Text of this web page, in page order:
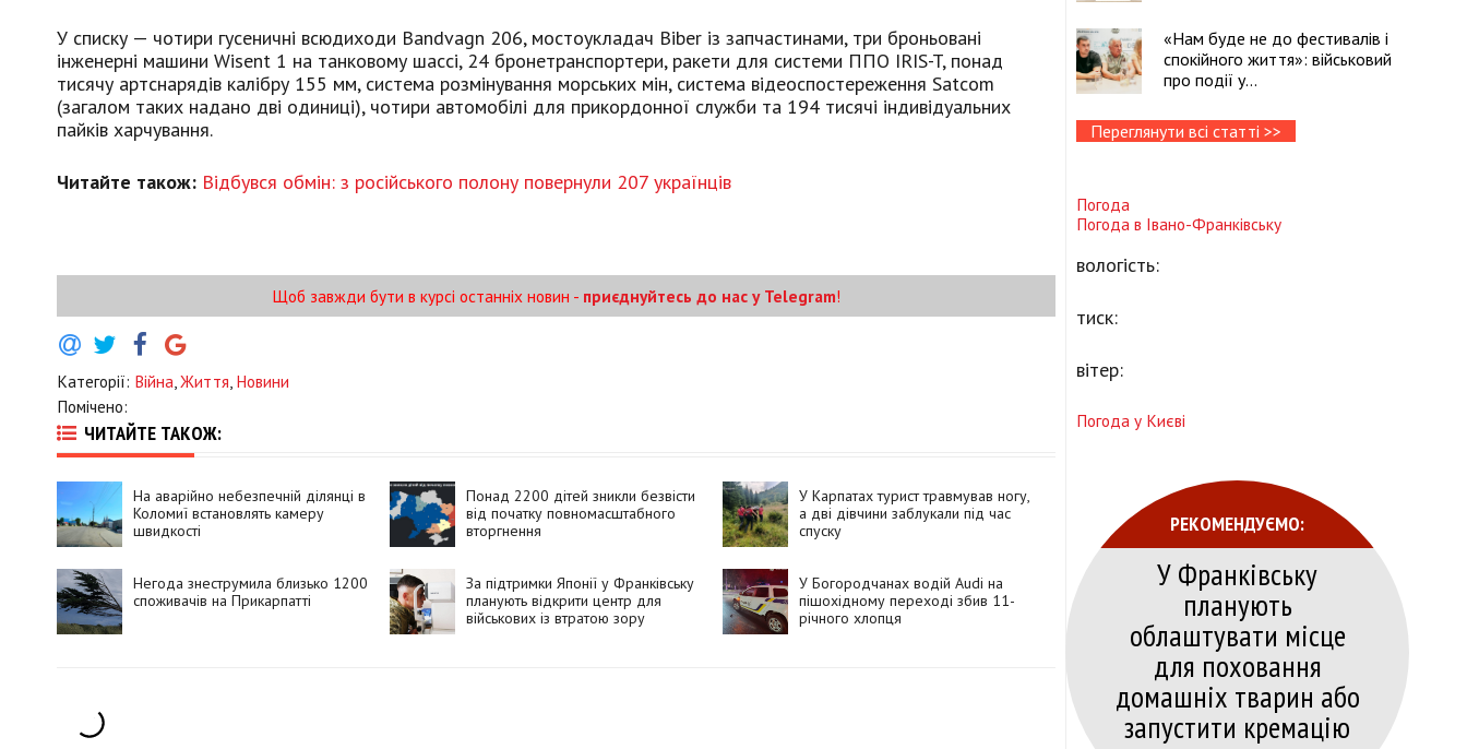
У списку — чотири гусеничні всюдиходи Bandvagn 206, мостоукладач Biber із запчастинами, три броньовані
інженерні машини Wisent 1 на танковому шассі, 24 бронетранспортери, ракети для системи ППО IRIS-T, понад
тисячу артснарядів калібру 155 мм, система розмінування морських мін, система відеоспостереження Satcom
(загалом таких надано дві одиниці), чотири автомобілі для прикордонної служби та 194 тисячі індивідуальних
пайків харчування.
Читайте також: Відбувся обмін: з російського полону повернули 207 українців
Щоб завжди бути в курсі останніх новин - приєднуйтесь до нас у Telegram!
Категорії: Війна,Життя, Новини
Помічено:
ЧИТАЙТЕ ТАКОЖ:
На аварійно небезпечній ділянці в
Коломиї встановлять камеру
швидкості
Понад 2200 дітей зникли безвісти
від початку повномасштабного
вторгнення
У Карпатах турист травмував ногу,
а дві дівчини заблукали під час
спуску
Негода знеструмила близько 1200
споживачів на Прикарпатті
За підтримки Японії у Франківську
планують відкрити центр для
військових із втратою зору
У Богородчанах водій Audi на
пішохідному переході збив 11-
річного хлопця
«Нам буде не до фестивалів і
спокійного життя»: військовий
про події у...
Переглянути всі статті >>
Погода
Погода в Івано-Франківську
вологість:
тиск:
вітер:
Погода у Києві
РЕКОМЕНДУЄМО:
У Франківську
планують
облаштувати місце
для поховання
домашніх тварин або
запустити кремацію